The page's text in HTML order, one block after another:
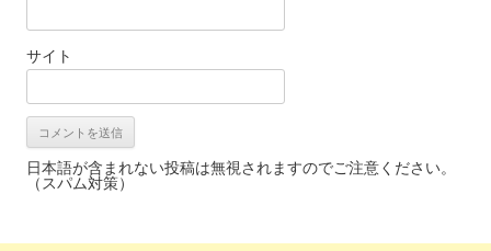
サイト
日本語が含まれない投稿は無視されますのでご注意ください。
（スパム対策）